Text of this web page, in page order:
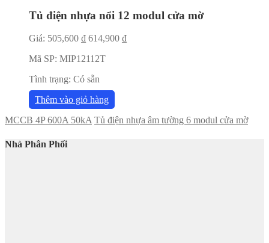
Tủ điện nhựa nổi 12 modul cửa mờ
Giá: 505,600 ₫ 614,900 ₫
Mã SP: MIP12112T
Tình trạng: Có sẵn
Thêm vào giỏ hàng
MCCB 4P 600A 50kA Tủ điện nhựa âm tường 6 modul cửa mờ
Nhà Phân Phối